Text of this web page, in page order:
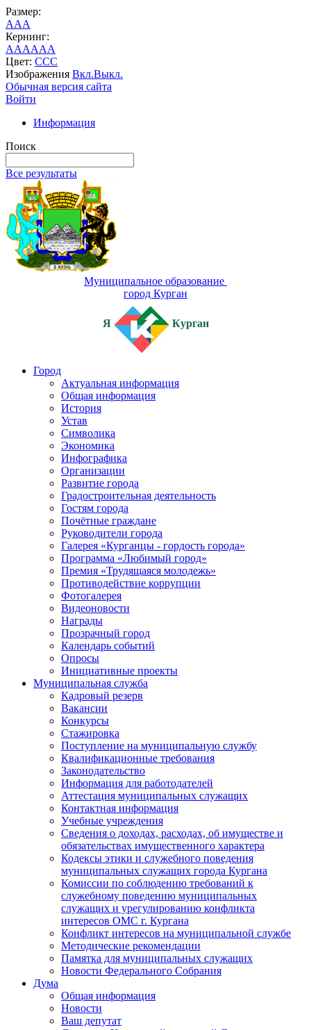
Размер:
AAA
Кернинг:
AAAAAA
Цвет: CCC
Изображения Вкл.Выкл.
Обычная версия сайта
Войти
Информация
Поиск
Все результаты
Муниципальное образование
город Курган
Я Курган
Город
Актуальная информация
Общая информация
История
Устав
Символика
Экономика
Инфографика
Организации
Развитие города
Градостроительная деятельность
Гостям города
Почётные граждане
Руководители города
Галерея «Курганцы - гордость города»
Программа «Любимый город»
Премия «Трудящаяся молодежь»
Противодействие коррупции
Фотогалерея
Видеоновости
Награды
Прозрачный город
Календарь событий
Опросы
Инициативные проекты
Муниципальная служба
Кадровый резерв
Вакансии
Конкурсы
Стажировка
Поступление на муниципальную службу
Квалификационные требования
Законодательство
Информация для работодателей
Аттестация муниципальных служащих
Контактная информация
Учебные учреждения
Сведения о доходах, расходах, об имуществе и
обязательствах имущественного характера
Кодексы этики и служебного поведения
муниципальных служащих города Кургана
Комиссии по соблюдению требований к
служебному поведению муниципальных
служащих и урегулированию конфликта
интересов ОМС г. Кургана
Конфликт интересов на муниципальной службе
Методические рекомендации
Памятка для муниципальных служащих
Новости Федерального Cобрания
Дума
Общая информация
Новости
Ваш депутат